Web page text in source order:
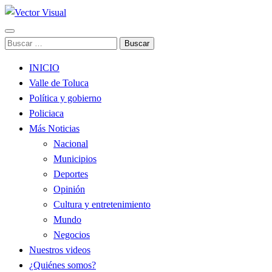
Vector Visual
Noticias y Producción Audiovisual
Buscar:
INICIO
Valle de Toluca
Política y gobierno
Policiaca
Más Noticias
Nacional
Municipios
Deportes
Opinión
Cultura y entretenimiento
Mundo
Negocios
Nuestros videos
¿Quiénes somos?